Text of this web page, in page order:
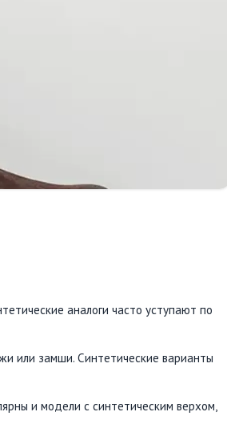
аналоги часто уступают по
или замши. Синтетические варианты
и модели с синтетическим верхом,